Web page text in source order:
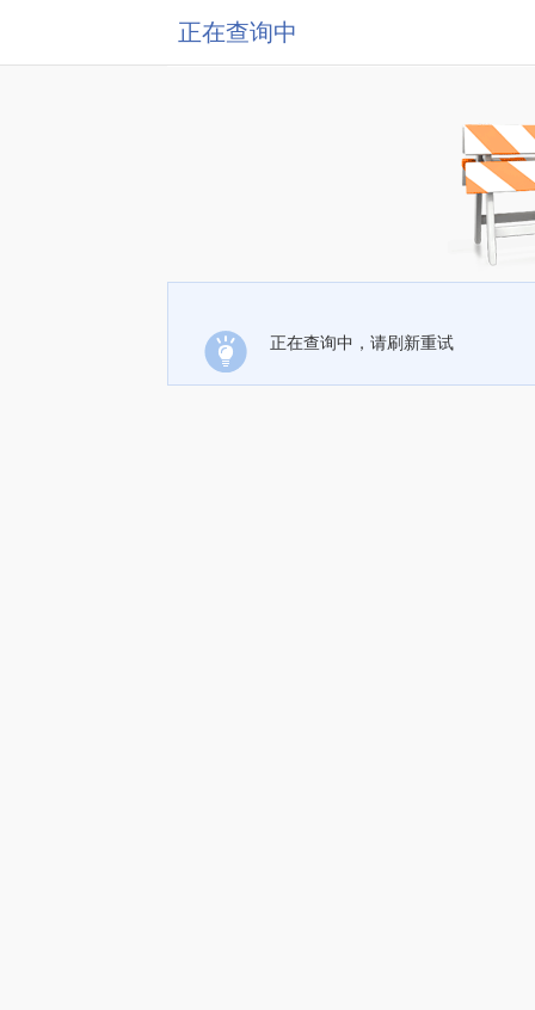
正在查询中
正在查询中，请刷新重试